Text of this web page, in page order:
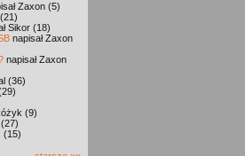
Zaxon (5)
Sikor (18)
napisał Zaxon
napisał Zaxon
(36)
(9)
(15)